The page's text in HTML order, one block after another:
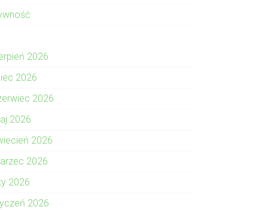
2026
2026
2026
2026
2026
2026
2026
2026